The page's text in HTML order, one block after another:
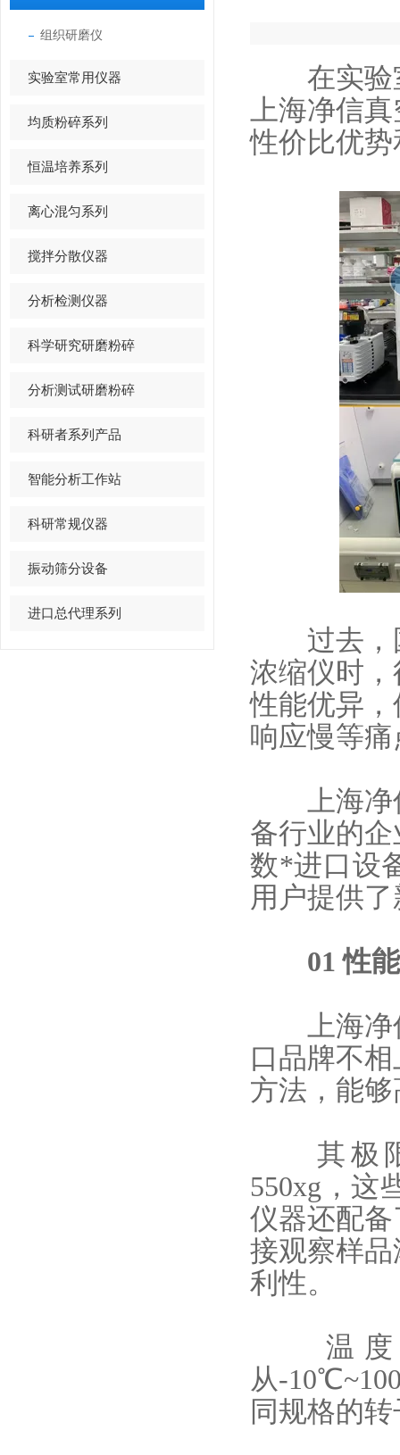
组织研磨仪
实验室常用仪器
均质粉碎系列
恒温培养系列
离心混匀系列
搅拌分散仪器
分析检测仪器
科学研究研磨粉碎
分析测试研磨粉碎
科研者系列产品
智能分析工作站
科研常规仪器
振动筛分设备
进口总代理系列
在实验室
上海净信真
性价比优
过去，国
浓缩仪时
性能优异
响应慢等痛
上海净信
备行业的
数*进口设
用户提供
01 性能
上海净信
口品牌不
方法，能
其极限
550xg，这
仪器还配
接观察样
利性。
温度控
从-
同规格的